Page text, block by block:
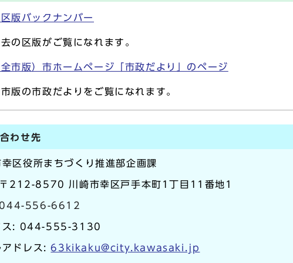
版バックナンバー
の区版がご覧になれます。
全市版）市ホームページ「市政だより」のページ
版の市政だよりをご覧になれます。
わせ先
幸区役所まちづくり推進部企画課
212-8570 川崎市幸区戸手本町1丁目11番地1
044-556-6612
ス: 044-555-3130
アドレス:63kikaku@city.kawasaki.jp